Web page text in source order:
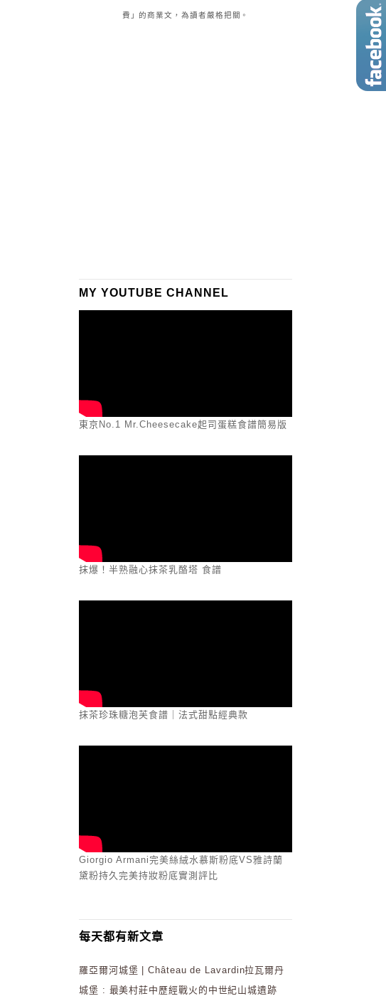
費」的商業文，為讀者嚴格把關。
MY YOUTUBE CHANNEL
東京No.1 Mr.Cheesecake起司蛋糕食譜簡易版
抹爆！半熟融心抹茶乳酪塔 食譜
抹茶珍珠糖泡芙食譜｜法式甜點經典款
Giorgio Armani完美絲絨水慕斯粉底VS雅詩蘭
黛粉持久完美持妝粉底實測評比
每天都有新文章
羅亞爾河城堡 | Château de Lavardin拉瓦爾丹
城堡 : 最美村莊中歷經戰火的中世紀山城遺跡